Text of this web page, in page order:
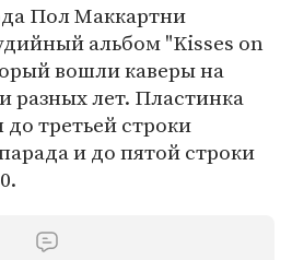
Пол Маккартни
альбом "Kisses on
вошли каверы на
разных лет. Пластинка
третьей строки
и до пятой строки